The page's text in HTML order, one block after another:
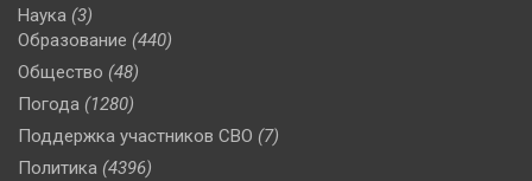
Наука (3)
Образование (440)
Общество (48)
Погода (1280)
Поддержка участников СВО (7)
Политика (4396)